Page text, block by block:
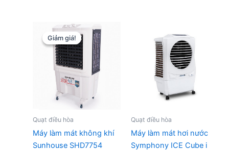
Giảm giá!
Giảm giá!
Quạt điều hòa
Máy làm mát không khí
Sunhouse SHD7754
Quạt điều hòa
Máy làm mát hơi nước
Symphony ICE Cube i